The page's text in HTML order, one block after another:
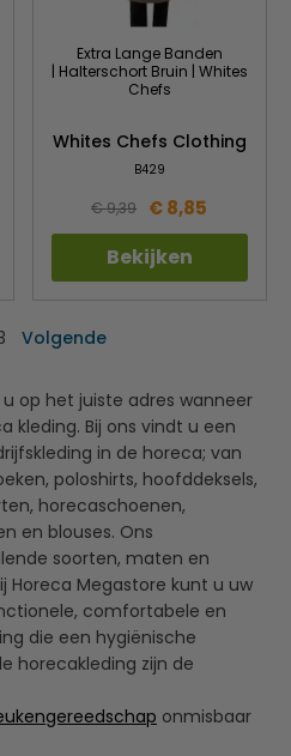
Extra Lange Banden
| Halterschort Bruin | Whites
Chefs
Whites Chefs Clothing
B429
€ 9,39 € 8,85
Bekijken
Volgende
op het juiste adres wanneer
kleding. Bij ons vindt u een
in de horeca; van
poloshirts, hoofddeksels,
horecaschoenen,
en blouses. Ons
soorten, maten en
Horeca Megastore kunt u uw
comfortabele en
die een hygiënische
horecakleding zijn de
onmisbaar